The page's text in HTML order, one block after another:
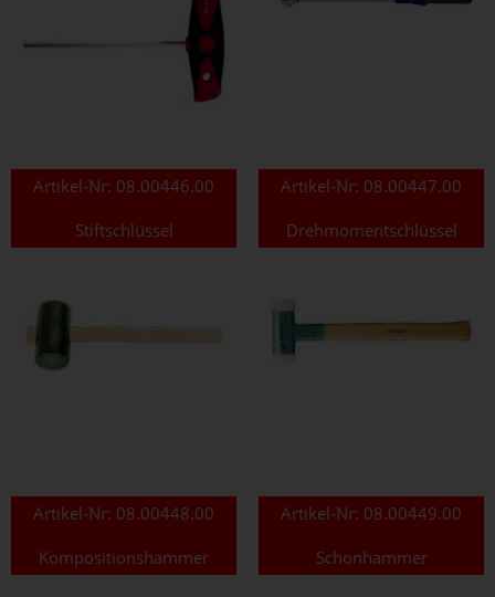
Artikel-Nr: 08.00446.00
Stiftschlüssel
Artikel-Nr: 08.00447.00
Drehmomentschlüssel
Artikel-Nr: 08.00448.00
Kompositionshammer
Artikel-Nr: 08.00449.00
Schonhammer